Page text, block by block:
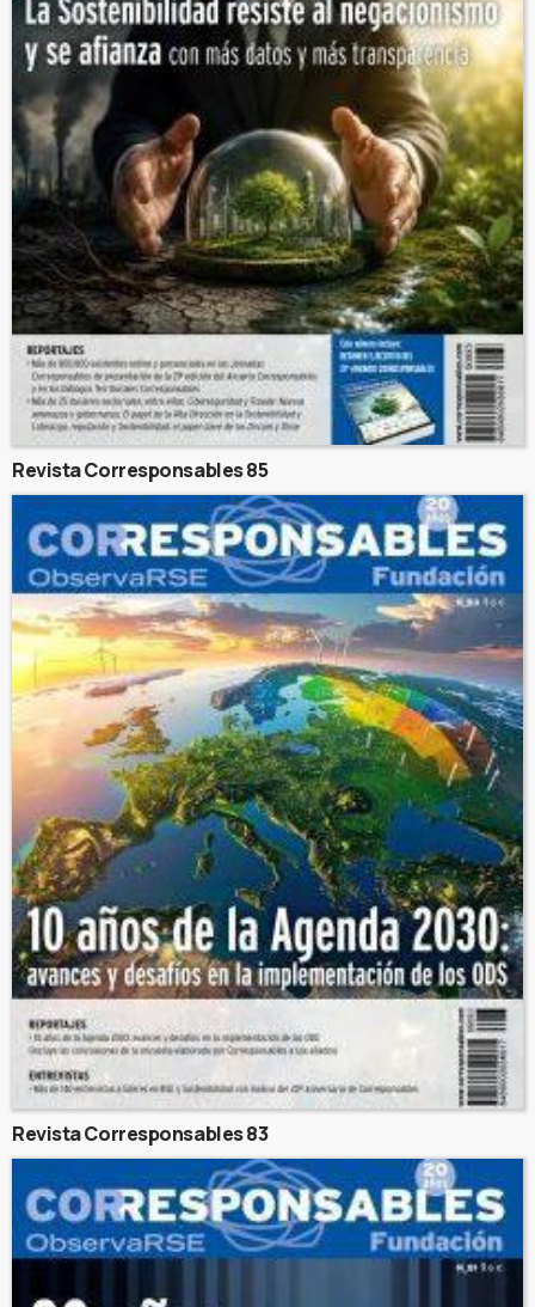
Revista Corresponsables 85
Revista Corresponsables 83